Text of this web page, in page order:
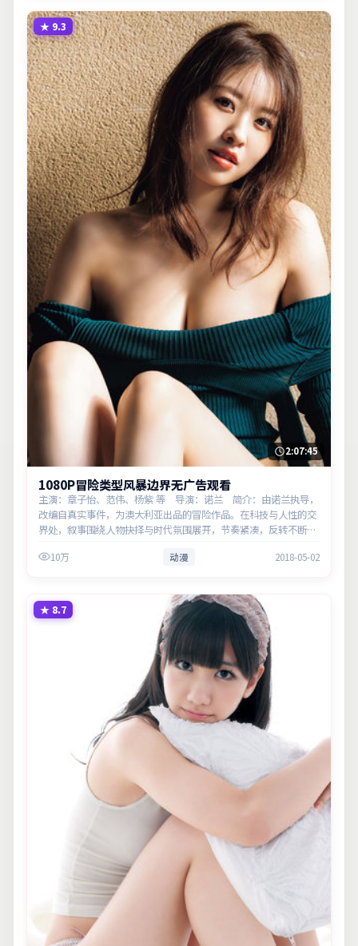
★ 9.3
2:07:45
1080P冒险类型风暴边界无广告观看
主演：章子怡、范伟、杨紫 等 导演：诺兰 简介：由诺兰执导，
改编自真实事件，为澳大利亚出品的冒险作品。在科技与人性的交
界处，叙事围绕人物抉择与时代氛围展开，节奏紧凑，反转不断。
10万 动漫 2018-05-02
★ 8.7